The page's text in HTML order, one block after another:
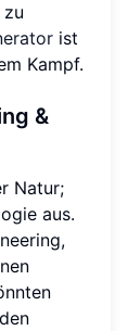
ist
Kampf.
&
Natur;
aus.